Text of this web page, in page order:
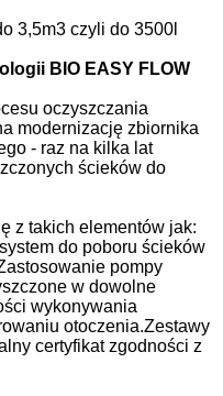
3,5m3 czyli do 3500l
BIO EASY FLOW
oczyszczania
modernizację zbiornika
- raz na kilka lat
ścieków do
z takich elementów jak:
do poboru ścieków
pompy
w dowolne
wykonywania
otoczenia.Zestawy
certyfikat zgodności z